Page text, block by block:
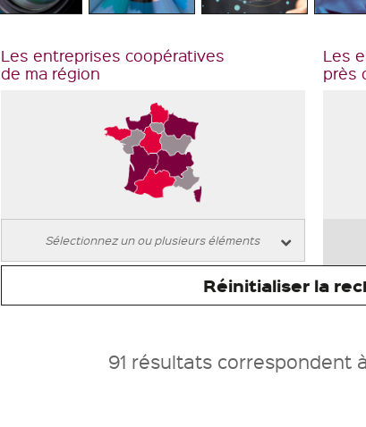
Les entreprises coopératives
de ma région
Les
près
Réinitialiser la
91 résultats correspondent